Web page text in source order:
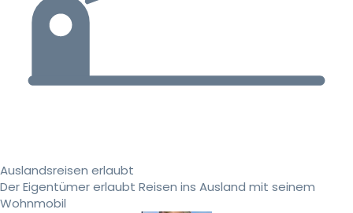
Auslandsreisen erlaubt
Der Eigentümer erlaubt Reisen ins Ausland mit seinem
Wohnmobil